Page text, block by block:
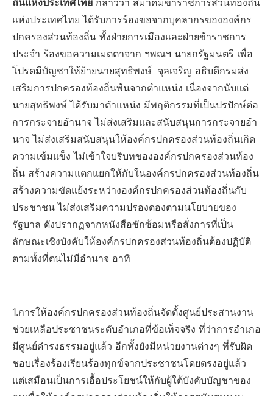
ถิ่นแห่งประเทศไทย กล่าวว่า สมาคมข้าราชการส่วนท้องถิ่น
แห่งประเทศไทย ได้รับการร้องขอจากบุคลากรขององค์กร
ปกครองส่วนท้องถิ่น ทั้งฝ่ายการเมืองและฝ่ายข้าราชการ
ประจำ ร้องขอความเมตตาจาก ฯพณฯ นายกรัฐมนตรี เพื่อ
โปรดมีบัญชาให้ย้ายนายสุทธิพงษ์ จุลเจริญ อธิบดีกรมส่ง
เสริมการปกครองท้องถิ่นพ้นจากตำแหน่ง เนื่องจากนับแต่
นายสุทธิพงษ์ ได้รับมาตำแหน่ง มีพฤติกรรมที่เป็นปรปักษ์ต่อ
การกระจายอำนาจ ไม่ส่งเสริมและสนับสนุนการกระจายอำ
นาจ ไม่ส่งเสริมสนับสนุนให้องค์กรปกครองส่วนท้องถิ่นเกิด
ความเข้มแข็ง ไม่เข้าใจบริบทขององค์กรปกครองส่วนท้อง
ถิ่น สร้างความแตกแยกให้กับในองค์กรปกครองส่วนท้องถิ่น
สร้างความขัดแย้งระหว่างองค์กรปกครองส่วนท้องถิ่นกับ
ประชาชน ไม่ส่งเสริมความปรองดองตามนโยบายของ
รัฐบาล ดังปรากฏจากหนังสือซักซ้อมหรือสั่งการที่เป็น
ลักษณะเชิงบังคับให้องค์กรปกครองส่วนท้องถิ่นต้องปฏิบัติ
ตามทั้งที่ตนไม่มีอำนาจ อาทิ
1.การให้องค์กรปกครองส่วนท้องถิ่นจัดตั้งศูนย์ประสานงาน
ช่วยเหลือประชาชนระดับอำเภอที่ข้อเท็จจริง ที่ว่าการอำเภอ
มีศูนย์ดำรงธรรมอยู่แล้ว อีกทั้งยังมีหน่วยงานต่างๆ ที่รับผิด
ชอบเรื่องร้องเรียนร้องทุกข์จากประชาชนโดยตรงอยู่แล้ว
แต่เสมือนเป็นการเอื้อประโยชน์ให้กับผู้ใต้บังคับบัญชาของ